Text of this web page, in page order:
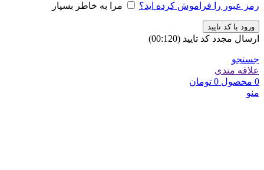
رمز عبور را فراموش کرده اید؟ مرا به خاطر بسپار
ورود با کد تایید
ارسال مجدد کد تایید (00:
120
)
جستجو
علاقه مندی
0 محصول 0 تومان
منو